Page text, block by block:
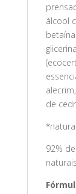
álcool
de
92%
naturais